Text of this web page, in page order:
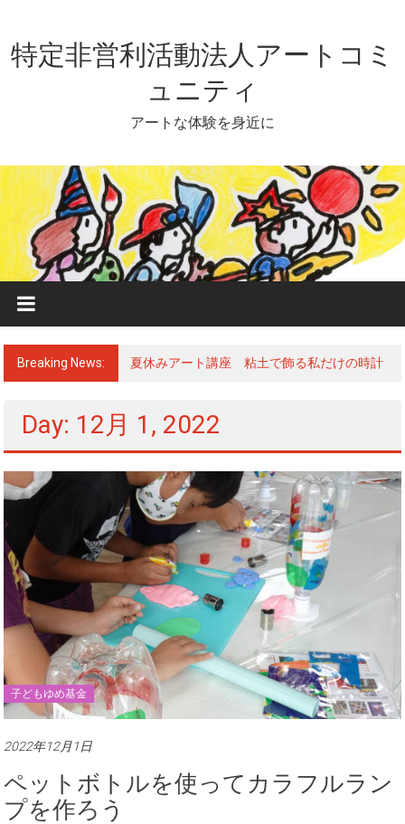
content
特定非営利活動法人アートコミ
ュニティ
アートな体験を身近に
Breaking News: 夏休みアート講座 粘土で飾る私だけの時計
Day: 12月 1, 2022
子どもゆめ基金
2022年12月1日
ペットボトルを使ってカラフルラン
プを作ろう